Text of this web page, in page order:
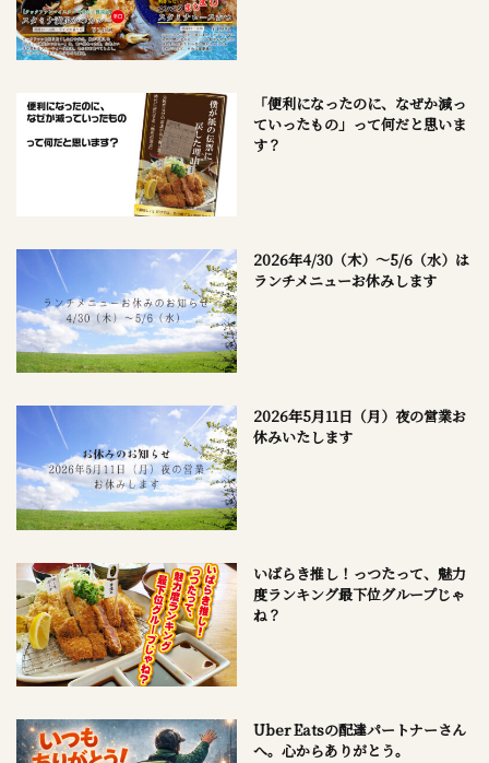
「便利になったのに、なぜか減っ
ていったもの」って何だと思いま
す？
2026年4/30（木）～5/6（水）は
ランチメニューお休みします
2026年5月11日（月）夜の営業お
休みいたします
いばらき推し！っつたって、魅力
度ランキング最下位グループじゃ
ね？
Uber Eatsの配達パートナーさん
へ。心からありがとう。